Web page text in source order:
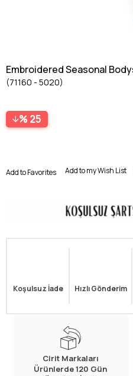
Embroidered Seasonal
(71160 - 5020)
25
Add to Favorites Add to my Wish List
Koşulsuz İade Hızlı Gönderim
Cirit Markaları
Ürünlerde 120 Gün